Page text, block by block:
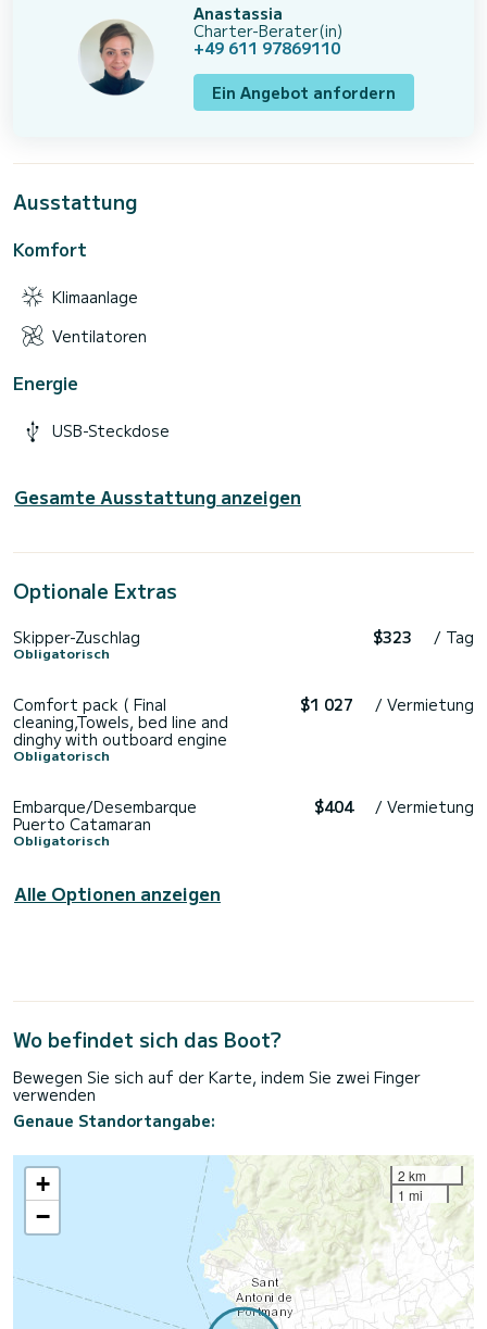
Anastassia
Charter-Berater(in)
+49 611 97869110
Ein Angebot anfordern
Ausstattung
Komfort
Klimaanlage
Ventilatoren
Energie
USB-Steckdose
Gesamte Ausstattung anzeigen
Optionale Extras
Skipper-Zuschlag
Obligatorisch
$323 / Tag
Comfort pack ( Final
cleaning,Towels, bed line and
dinghy with outboard engine
Obligatorisch
$1 027 / Vermietung
Embarque/Desembarque
Puerto Catamaran
Obligatorisch
$404 / Vermietung
Alle Optionen anzeigen
Wo befindet sich das Boot?
Bewegen Sie sich auf der Karte, indem Sie zwei Finger
verwenden
Genaue Standortangabe:
+
−
2 km
1 mi